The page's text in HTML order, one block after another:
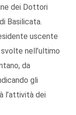
dei Dottori
Basilicata.
uscente
nell’ultimo
da
gli
l’attività dei